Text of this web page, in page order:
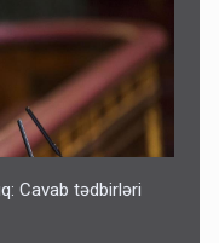
Cavab tədbirləri